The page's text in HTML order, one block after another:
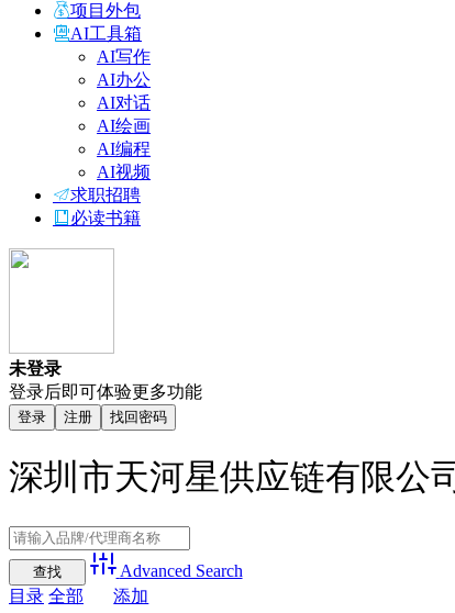
项目外包
AI工具箱
AI写作
AI办公
AI对话
AI绘画
AI编程
AI视频
求职招聘
必读书籍
未登录
登录后即可体验更多功能
登录 注册 找回密码
深圳市天河星供应链有限公
Advanced Search
目录 全部 添加